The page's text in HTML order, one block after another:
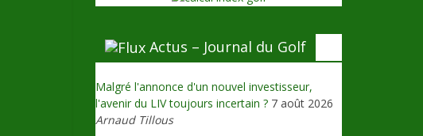
Actus – Journal du Golf
Malgré l'annonce d'un nouvel investisseur,
l'avenir du LIV toujours incertain ? 7 août 2026
Arnaud Tillous